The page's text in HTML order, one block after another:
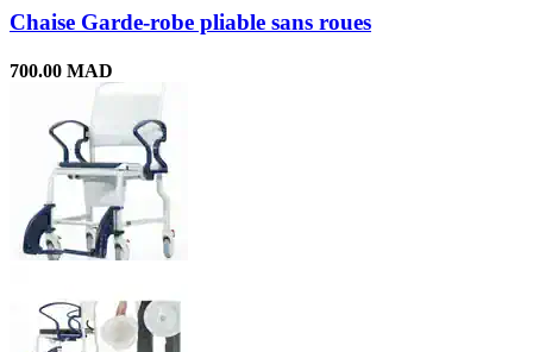
Chaise Garde-robe pliable sans roues
700.00 MAD